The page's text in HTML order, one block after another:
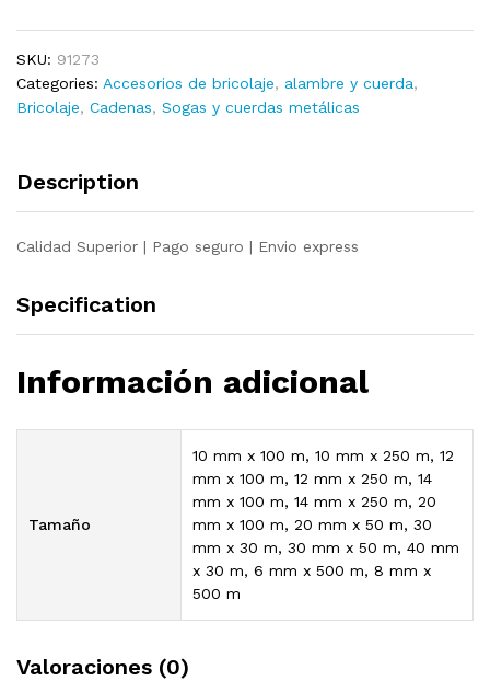
m
quantity
SKU: 91273
Categories: Accesorios de bricolaje, alambre y cuerda,
Bricolaje, Cadenas, Sogas y cuerdas metálicas
Description
Calidad Superior | Pago seguro | Envio express
Specification
Información adicional
Tamaño
10 mm x 100 m, 10 mm x 250 m, 12
mm x 100 m, 12 mm x 250 m, 14
mm x 100 m, 14 mm x 250 m, 20
mm x 100 m, 20 mm x 50 m, 30
mm x 30 m, 30 mm x 50 m, 40 mm
x 30 m, 6 mm x 500 m, 8 mm x
500 m
Valoraciones (0)